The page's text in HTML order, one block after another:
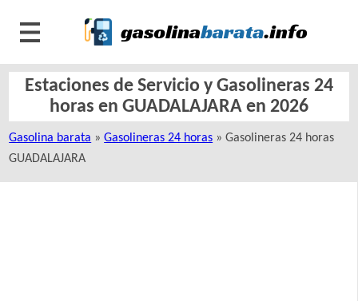
Estaciones de Servicio y Gasolineras 24
horas en GUADALAJARA en 2026
Gasolina barata »Gasolineras 24 horas » Gasolineras 24 horas
GUADALAJARA